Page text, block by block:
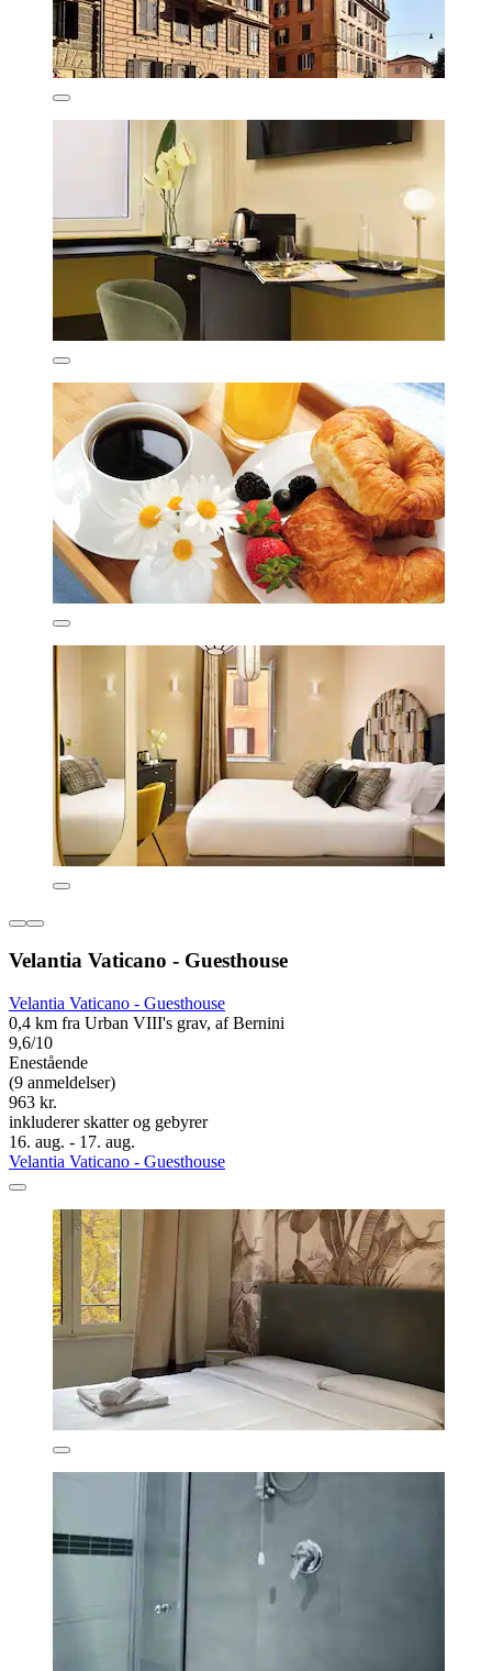
Velantia Vaticano - Guesthouse
Velantia Vaticano - Guesthouse
0,4 km fra Urban VIII's grav, af Bernini
9,6/10
Enestående
(9 anmeldelser)
963 kr.
inkluderer skatter og gebyrer
16. aug. - 17. aug.
Velantia Vaticano - Guesthouse